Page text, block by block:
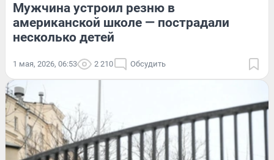
Мужчина устроил резню в
американской школе — пострадали
несколько детей
1 мая, 2026, 06:53 2 210 Обсудить